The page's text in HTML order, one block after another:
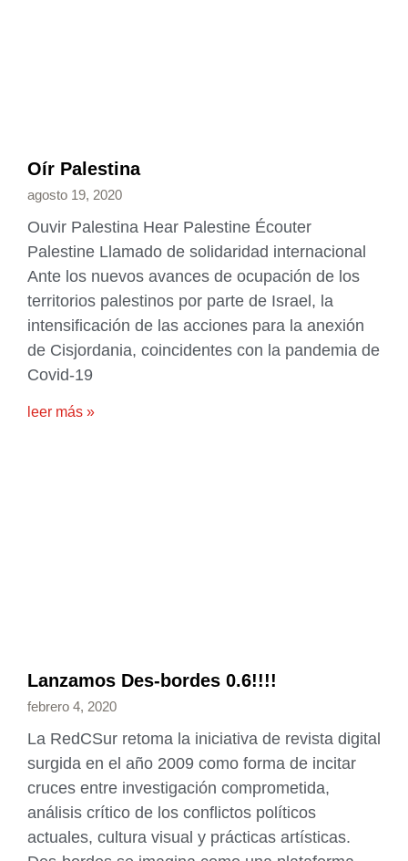
Oír Palestina
agosto 19, 2020
Ouvir Palestina Hear Palestine Écouter
Palestine Llamado de solidaridad internacional
Ante los nuevos avances de ocupación de los
territorios palestinos por parte de Israel, la
intensificación de las acciones para la anexión
de Cisjordania, coincidentes con la pandemia de
Covid-19
leer más »
Lanzamos Des-bordes 0.6!!!!
febrero 4, 2020
La RedCSur retoma la iniciativa de revista digital
surgida en el año 2009 como forma de incitar
cruces entre investigación comprometida,
análisis crítico de los conflictos políticos
actuales, cultura visual y prácticas artísticas.